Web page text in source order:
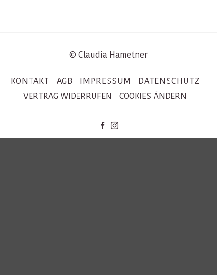
© Claudia Hametner
KONTAKT AGB IMPRESSUM
DATENSCHUTZ
VERTRAG WIDERRUFEN
COOKIES ÄNDERN